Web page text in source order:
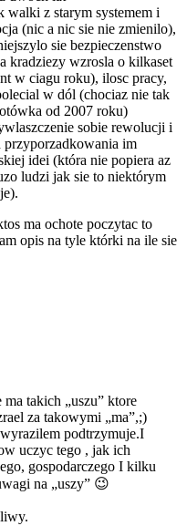
walki z starym systemem i
(nic a nic sie nie zmienilo),
sie bezpieczenstwo
kradziezy wzrosla o kilkaset
w ciagu roku), ilosc pracy,
w dól (chociaz nie tak
od 2007 roku)
sobie rewolucji i
przyporzadkowania im
idei (która nie popiera az
ludzi jak sie to niektórym
ma ochote poczytac to
opis na tyle którki na ile sie
takich „uszu” ktore
za takowymi „ma”,;)
podtrzymuje.I
uczyc tego , jak ich
gospodarczego I kilku
na „uszy” 😉